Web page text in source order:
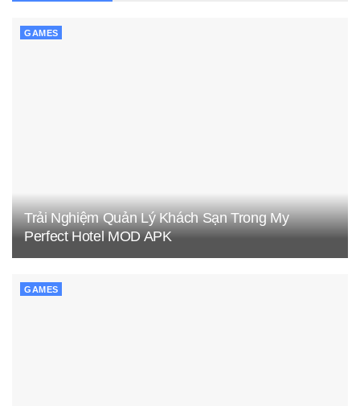
GAMES
Trải Nghiệm Quản Lý Khách Sạn Trong My
Perfect Hotel MOD APK
GAMES